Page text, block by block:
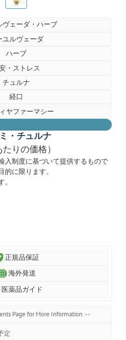
ヴェーダ・ハーブ
ユルヴェーダ
ハーブ
・ストレス
チュルナ
経口
ヤファーマシー
・チュルナ
りの価格）
入制度に基づいて提供するもので
に限ります。
正規品保証
海外発送
医薬品ガイド
Page for More Information :--
定